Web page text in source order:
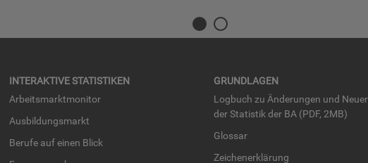
IN­TER­AK­TI­VE STA­TIS­TI­KEN
Ar­beits­markt­mo­ni­tor
Aus­bil­dungs­markt
Be­ru­fe auf einen Blick
GRUND­LA­GEN
Log­buch zu Än­de­run­gen und
der Sta­tis­tik der BA (PDF, 2MB)
Glos­sar
Zei­chen­er­klä­rung